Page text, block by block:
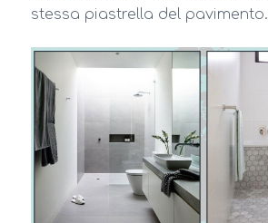
stessa piastrella del pavimento.